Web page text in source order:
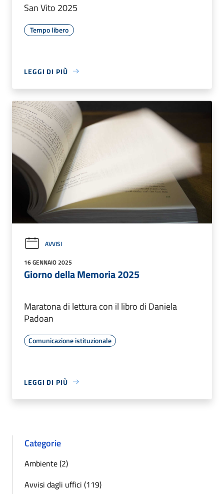
San Vito 2025
Tempo libero
LEGGI DI PIÙ
AVVISI
16 GENNAIO 2025
Giorno della Memoria 2025
Maratona di lettura con il libro di Daniela
Padoan
Comunicazione istituzionale
LEGGI DI PIÙ
Categorie
Ambiente (2)
Avvisi dagli uffici (119)